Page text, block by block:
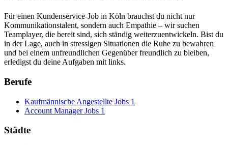
Für einen Kundenservice-Job in Köln brauchst du nicht nur
Kommunikationstalent, sondern auch Empathie – wir suchen
Teamplayer, die bereit sind, sich ständig weiterzuentwickeln. Bist du
in der Lage, auch in stressigen Situationen die Ruhe zu bewahren
und bei einem unfreundlichen Gegenüber freundlich zu bleiben,
erledigst du deine Aufgaben mit links.
Berufe
Kaufmännische Angestellte Jobs 1
Account Manager Jobs 1
Städte